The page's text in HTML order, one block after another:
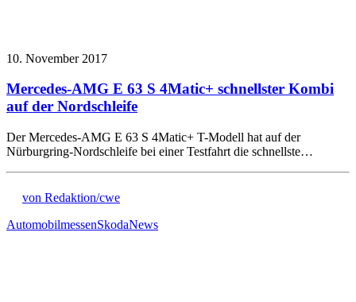
10. November 2017
Mercedes-AMG E 63 S 4Matic+ schnellster Kombi
auf der Nordschleife
Der Mercedes-AMG E 63 S 4Matic+ T-Modell hat auf der
Nürburgring-Nordschleife bei einer Testfahrt die schnellste…
von Redaktion/cwe
AutomobilmessenSkodaNews